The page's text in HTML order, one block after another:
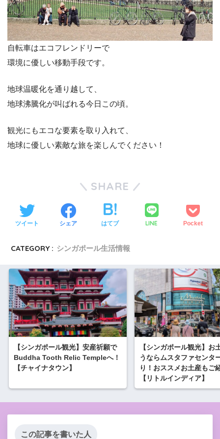
自転車はエコフレンドリーで
環境に優しい移動手段です。
地球温暖化を通り越して、
地球沸騰化が叫ばれる今日この頃。
観光にもエコな要素を取り入れて、
地球に優しい素敵な旅を楽しんでください！
SHARE
ツイート シェア はてブ LINE Pocket
CATEGORY : シンガポール生活情報
【シンガポール観光】安産祈願で
Buddha Tooth Relic Templeへ！
【チャイナタウン】
【シンガポール観光】お
うならムスタファセンタ
り！おススメお土産もご
【リトルインディア】
この記事を書いた人